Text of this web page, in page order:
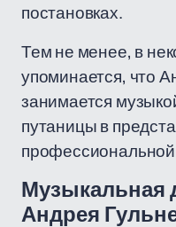
постановках.
Тем не менее, в
упоминается, что
занимается
путаницы в
Музыкальная
Андрея